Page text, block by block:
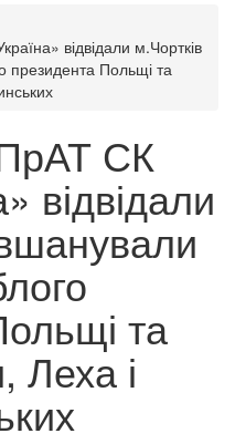
відвідали м.Чортків
президента Польщі та
СК
відвідали
та
Леха і